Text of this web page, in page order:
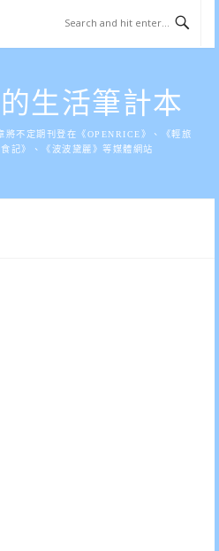
生活筆計本
將不定期刊登在《OPENRICE》、《輕旅
記》、《波波黛麗》等媒體網站